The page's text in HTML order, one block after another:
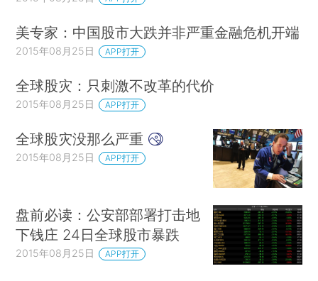
美专家：中国股市大跌并非严重金融危机开端
2015年08月25日 APP打开
全球股灾：只刺激不改革的代价
2015年08月25日 APP打开
全球股灾没那么严重
2015年08月25日 APP打开
盘前必读：公安部部署打击地
下钱庄 24日全球股市暴跌
2015年08月25日 APP打开